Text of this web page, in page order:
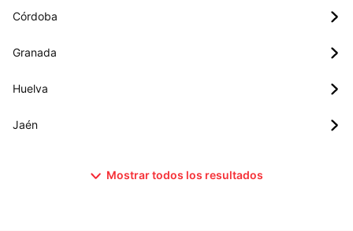
Córdoba
Granada
Huelva
Jaén
Mostrar todos los resultados